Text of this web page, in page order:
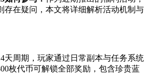
存在疑问，本文将详细解析活动机制与
天周期，玩家通过日常副本与任务系统
枚代币可解锁全部奖励，包含珍贵蓝